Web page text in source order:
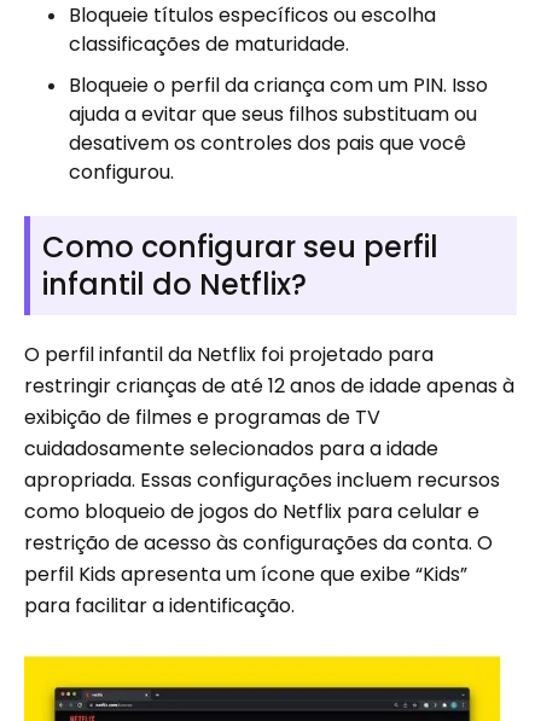
Bloqueie títulos específicos ou escolha
classificações de maturidade.
Bloqueie o perfil da criança com um PIN. Isso
ajuda a evitar que seus filhos substituam ou
desativem os controles dos pais que você
configurou.
Como configurar seu perfil
infantil do Netflix?
O perfil infantil da Netflix foi projetado para
restringir crianças de até 12 anos de idade apenas à
exibição de filmes e programas de TV
cuidadosamente selecionados para a idade
apropriada. Essas configurações incluem recursos
como bloqueio de jogos do Netflix para celular e
restrição de acesso às configurações da conta. O
perfil Kids apresenta um ícone que exibe “Kids”
para facilitar a identificação.